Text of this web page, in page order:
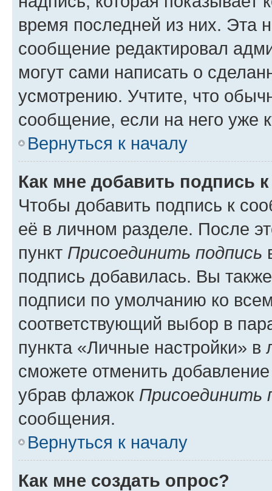
время последней из них. Эта
сообщение редактировал
могут сами написать о
усмотрению. Учтите, что
сообщение, если на него уже
Вернуться к началу
Как мне добавить подпись
Чтобы добавить подпись к
её в личном разделе. После
пункт Присоединить подпись
подпись добавилась. Вы
подписи по умолчанию ко
соответствующий выбор в
пункта «Личные настройки»
сможете отменить
убрав флажок Присоединить
сообщения.
Вернуться к началу
Как мне создать опрос?